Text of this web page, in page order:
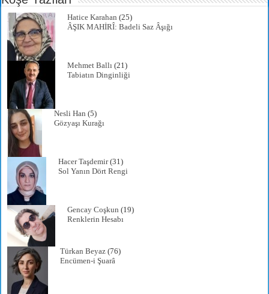
pp m
Hatice Karahan (25)
ÂŞIK MAHİRÎ: Badeli Saz Âşığı
Mehmet Ballı (21)
Tabiatın Dinginliği
Nesli Han (5)
Gözyaşı Kurağı
Hacer Taşdemir(31)
Sol Yanın Dört Rengi
Gencay Coşkun (19)
Renklerin Hesabı
Türkan Beyaz (76)
Encümen-i Şuarâ